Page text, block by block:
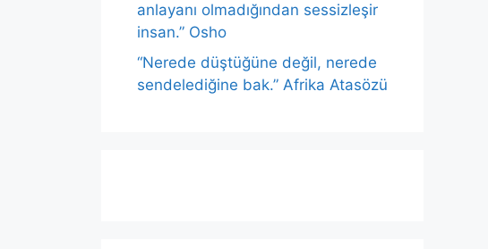
anlayanı olmadığından sessizleşir
insan.” Osho
“Nerede düştüğüne değil, nerede
sendelediğine bak.” Afrika Atasözü